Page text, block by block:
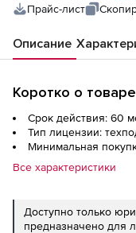
Прайс-лист
Описание
Коротко о товаре
Срок действия: 60
Тип лицензии:
Минимальная
Все характеристики
Доступно только
предназначено для